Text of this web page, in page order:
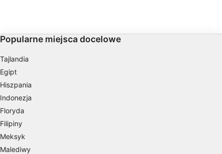
Popularne miejsca docelowe
Tajlandia
Egipt
Hiszpania
Indonezja
Floryda
Filipiny
Meksyk
Malediwy